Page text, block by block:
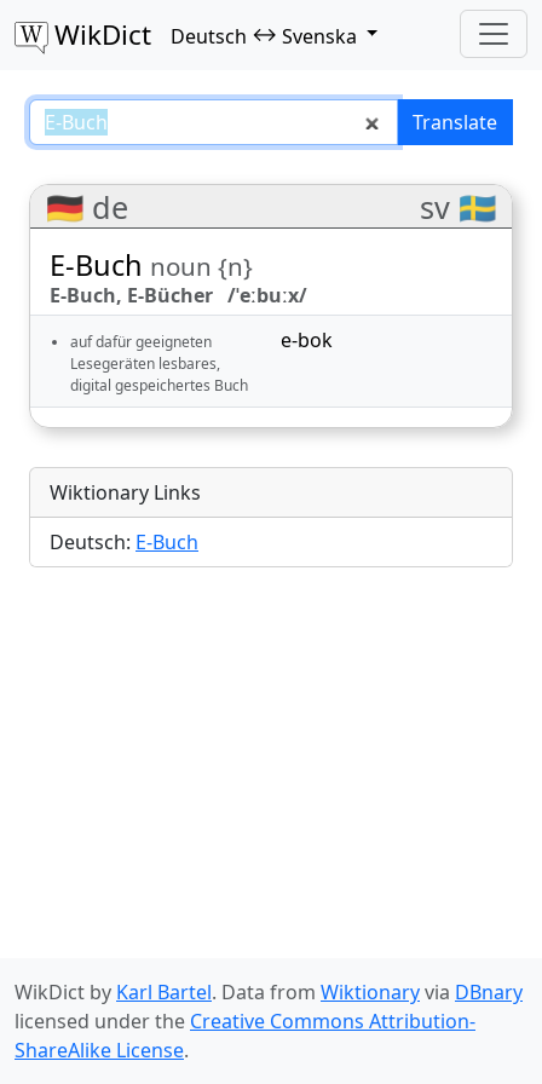
WikDict Deutsch ↔ Svenska
E-Buch – Deutsch–SvenskaTranslate
🇩🇪 de sv 🇸🇪
E-Buch noun {n}
E-Buch, E-Bücher /ˈeːbuːx/
auf dafür geeigneten
Lesegeräten lesbares,
digital gespeichertes Buch
e-bok
Wiktionary Links
Deutsch: E-Buch
WikDict by Karl Bartel. Data from Wiktionaryvia DBnary
licensed under the Creative Commons Attribution-
ShareAlike License.